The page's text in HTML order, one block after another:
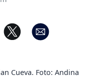
Cueva. Foto: Andina